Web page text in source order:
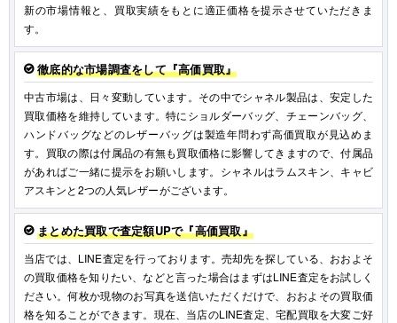
新の市場情報と、買取実績をもとに適正価格を提示させていただきま
す。
徹底的な市場調査をして『高価買取』
中古市場は、日々変動しています。その中でシャネル製品は、安定した
買取価格を維持しています。特にショルダーバッグ、チェーンバッグ、
ハンドバッグなどのレザーバッグは製造年問わず高価買取が見込めま
す。買取の際は付属品の有無も買取価格に影響してきますので、付属品
があればご一緒に提示をお願いします。シャネルはラムスキン、キャビ
アスキンと2つの人気レザーがございます。
まとめた買取で査定額UPで『高価買取』
当店では、LINE査定を行っております。売却先を探している、おおよそ
の買取価格を知りたい、などと言った場合はまずはLINE査定をお試しく
ださい。何枚か現物のお写真を送信いただくだけで、おおよその買取価
格を知ることができます。現在、当店のLINE査定、宅配買取を大変ご好